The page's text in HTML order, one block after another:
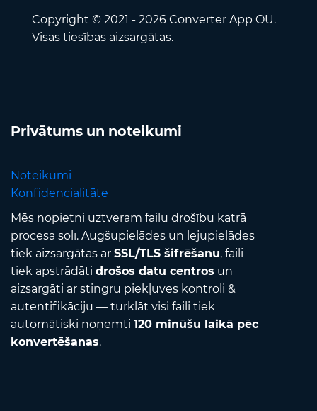
Copyright © 2021 - 2026 Converter App OÜ.
Visas tiesības aizsargātas.
Privātums un noteikumi
Noteikumi
Konfidencialitāte
Mēs nopietni uztveram failu drošību katrā
procesa solī. Augšupielādes un lejupielādes
tiek aizsargātas ar SSL/TLS šifrēšanu, faili
tiek apstrādāti drošos datu centros un
aizsargāti ar stingru piekļuves kontroli &
autentifikāciju — turklāt visi faili tiek
automātiski noņemti 120 minūšu laikā pēc
konvertēšanas.